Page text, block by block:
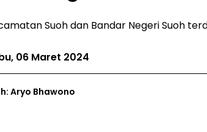
Suoh dan Bandar Negeri Suoh
06 Maret 2024
Aryo Bhawono